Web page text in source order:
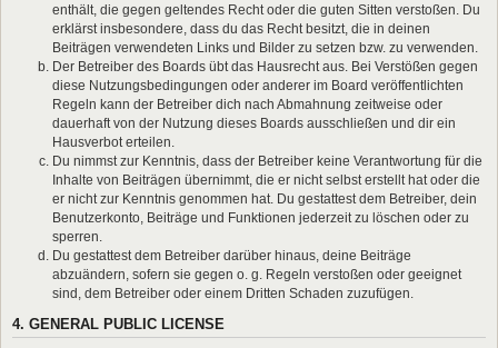
enthält, die gegen geltendes Recht oder die guten Sitten verstoßen. Du
erklärst insbesondere, dass du das Recht besitzt, die in deinen
Beiträgen verwendeten Links und Bilder zu setzen bzw. zu verwenden.
Der Betreiber des Boards übt das Hausrecht aus. Bei Verstößen gegen
diese Nutzungsbedingungen oder anderer im Board veröffentlichten
Regeln kann der Betreiber dich nach Abmahnung zeitweise oder
dauerhaft von der Nutzung dieses Boards ausschließen und dir ein
Hausverbot erteilen.
Du nimmst zur Kenntnis, dass der Betreiber keine Verantwortung für die
Inhalte von Beiträgen übernimmt, die er nicht selbst erstellt hat oder die
er nicht zur Kenntnis genommen hat. Du gestattest dem Betreiber, dein
Benutzerkonto, Beiträge und Funktionen jederzeit zu löschen oder zu
sperren.
Du gestattest dem Betreiber darüber hinaus, deine Beiträge
abzuändern, sofern sie gegen o. g. Regeln verstoßen oder geeignet
sind, dem Betreiber oder einem Dritten Schaden zuzufügen.
4. GENERAL PUBLIC LICENSE